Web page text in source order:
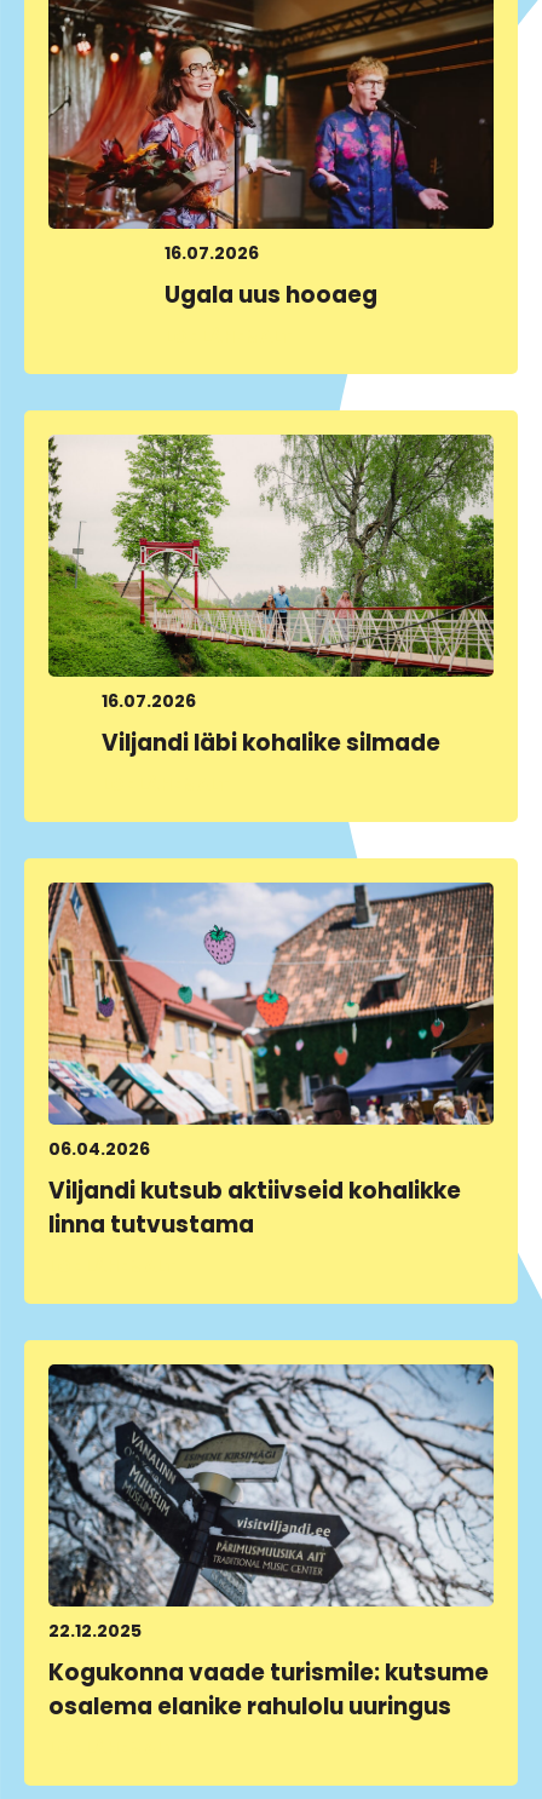
16.07.2026
Ugala uus hooaeg
16.07.2026
Viljandi läbi kohalike silmade
06.04.2026
Viljandi kutsub aktiivseid kohalikke
linna tutvustama
22.12.2025
Kogukonna vaade turismile: kutsume
osalema elanike rahulolu uuringus